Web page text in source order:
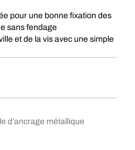
pour une bonne fixation des
sans fendage
et de la vis avec une simple
d’ancrage métallique